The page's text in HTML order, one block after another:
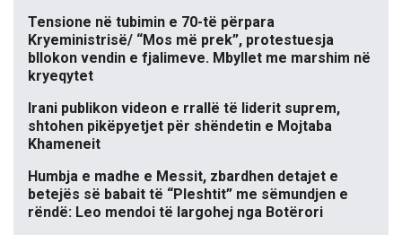
Tensione në tubimin e 70-të përpara
Kryeministrisë/ “Mos më prek”, protestuesja
bllokon vendin e fjalimeve. Mbyllet me marshim në
kryeqytet
Irani publikon videon e rrallë të liderit suprem,
shtohen pikëpyetjet për shëndetin e Mojtaba
Khameneit
Humbja e madhe e Messit, zbardhen detajet e
betejës së babait të “Pleshtit” me sëmundjen e
rëndë: Leo mendoi të largohej nga Botërori